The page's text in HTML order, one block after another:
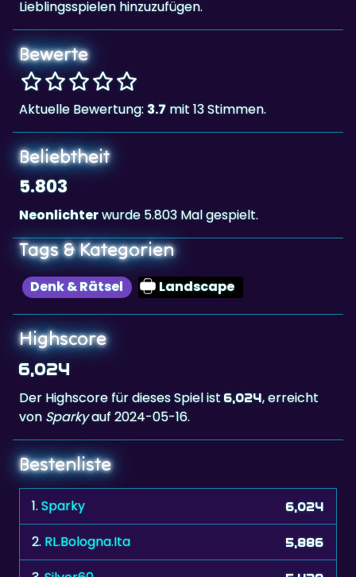
Bewerte
Aktuelle Bewertung:
Beliebtheit
5.803
Neonlichterwurde 5.803 Mal gespielt.
Tags & Kategorien
Denk & Rätsel Landscape
Highscore
6,024
Der Highscore für dieses Spiel ist
vonSparky
Bestenliste
1.Sparky
2.RL.Bologna.Ita 5,886
3. Silver60 5,438
4.stvn 5,350